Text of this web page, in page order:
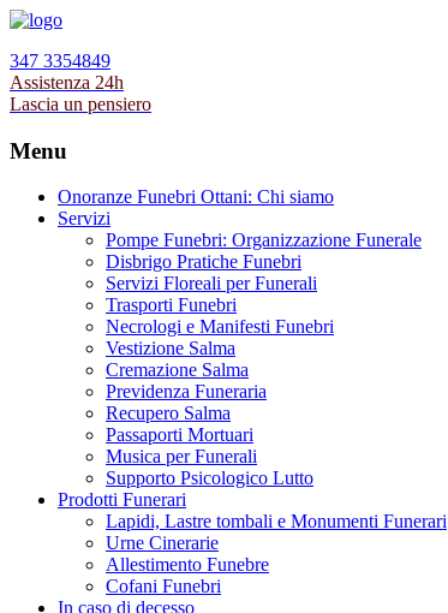
347 3354849
Assistenza 24h
Lascia un pensiero
Menu
Onoranze Funebri Ottani: Chi siamo
Servizi
Pompe Funebri: Organizzazione Funerale
Disbrigo Pratiche Funebri
Servizi Floreali per Funerali
Trasporti Funebri
Necrologi e Manifesti Funebri
Vestizione Salma
Cremazione Salma
Previdenza Funeraria
Recupero Salma
Passaporti Mortuari
Musica per Funerali
Supporto Psicologico Lutto
Prodotti Funerari
Lapidi, Lastre tombali e Monumenti Funerari
Urne Cinerarie
Allestimento Funebre
Cofani Funebri
In caso di decesso